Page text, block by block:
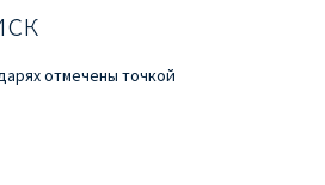
отмечены точкой